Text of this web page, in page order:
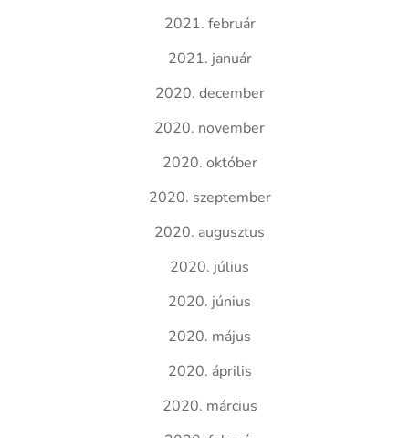
2021. február
2021. január
2020. december
2020. november
2020. október
2020. szeptember
2020. augusztus
2020. július
2020. június
2020. május
2020. április
2020. március